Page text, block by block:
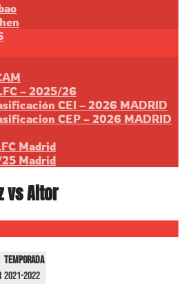
– 2025/26
CEI – 2026 MADRID
CEP – 2026 MADRID
Madrid
Madrid
vs Aitor
Temporada
2021-2022